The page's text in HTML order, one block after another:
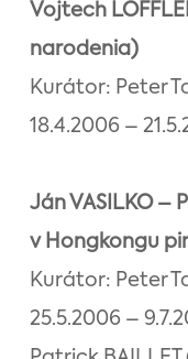
Vojtech
narodenia)
Kurátor: Peter
18.4.2006 –
Ján VASILKO –
v Hongkongu
Kurátor: Peter
25.5.2006 –